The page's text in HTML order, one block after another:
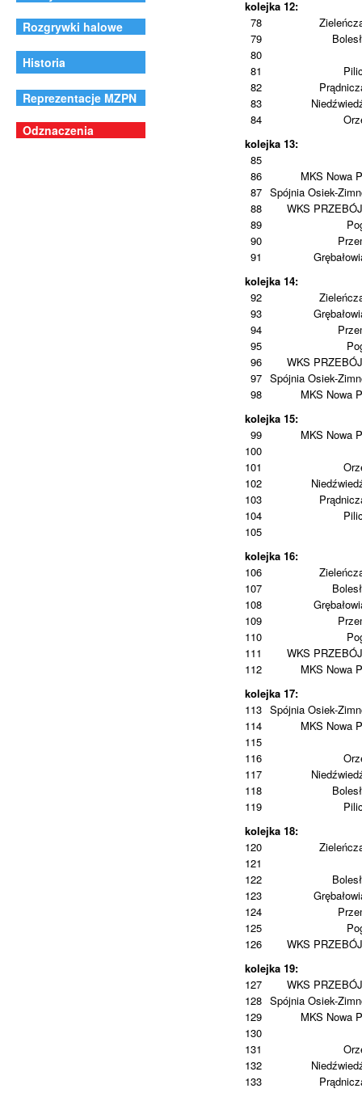
Rozgrywki halowe
Historia
Reprezentacje MZPN
Odznaczenia
kolejka 12:
78
79
80
81
82
83
84
kolejka 13:
85
86
MKS Nowa
87 Spójnia Osiek-
88
WKS
89
90
91
kolejka 14:
92
93
94
95
96
WKS
97 Spójnia Osiek-
98
MKS Nowa
kolejka 15:
99
MKS Nowa
100
101
102
103
104
105
kolejka 16:
106
107
108
109
110
111
WKS
112
MKS Nowa
kolejka 17:
113 Spójnia Osiek-
114
MKS Nowa
115
116
117
118
119
kolejka 18:
120
121
122
123
124
125
126
WKS
kolejka 19:
127
WKS
128 Spójnia Osiek-
129
MKS Nowa
130
131
132
133